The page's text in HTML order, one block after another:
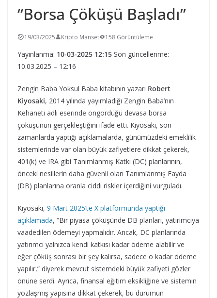
“Borsa Çöküşü Başladı”
19/03/2025 Kripto Manset 158 Görüntüleme
Yayınlanma: 10-03-2025 12:15 Son güncellenme:
10.03.2025 – 12:16
Zengin Baba Yoksul Baba kitabının yazarı Robert
Kiyosaki, 2014 yılında yayımladığı Zengin Baba’nın
Kehaneti adlı eserinde öngördüğü devasa borsa
çöküşünün gerçekleştiğini ifade etti. Kiyosaki, son
zamanlarda yaptığı açıklamalarda, günümüzdeki emeklilik
sistemlerinde var olan büyük zafiyetlere dikkat çekerek,
401(k) ve IRA gibi Tanımlanmış Katkı (DC) planlarının,
önceki nesillerin daha güvenli olan Tanımlanmış Fayda
(DB) planlarına oranla ciddi riskler içerdiğini vurguladı.
Kiyosaki, 9 Mart 2025’te X platformunda yaptığı
açıklamada, “Bir piyasa çöküşünde DB planları, yatırımcıya
vaadedilen ödemeyi yapmalıdır. Ancak, DC planlarında
yatırımcı yalnızca kendi katkısı kadar ödeme alabilir ve
eğer çöküş sonrası bir şey kalırsa, sadece o kadar ödeme
yapılır,” diyerek mevcut sistemdeki büyük zafiyeti gözler
önüne serdi. Ayrıca, finansal eğitim eksikliğine ve sistemin
yozlaşmış yapısına dikkat çekerek, bu durumun